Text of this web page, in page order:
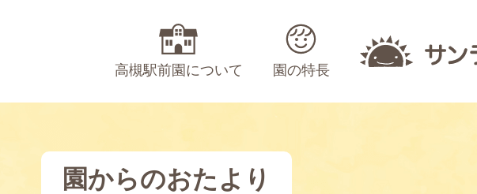
高槻駅前園について 園の特長
園からのおたより